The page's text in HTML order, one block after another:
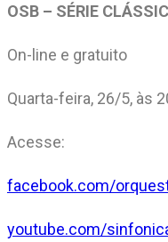
OSB – SÉRIE
On-line e gratuito
Quarta-feira, 26/5, às
Acesse:
facebook.com/
youtube.com/